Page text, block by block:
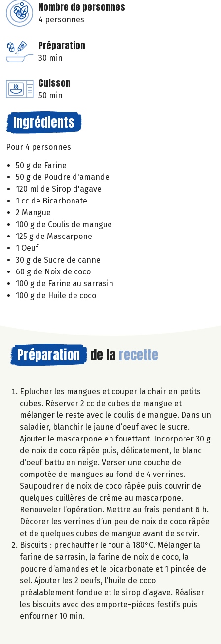
Nombre de personnes
4 personnes
Préparation
30 min
Cuisson
50 min
Ingrédients
Pour 4 personnes
50 g de Farine
50 g de Poudre d'amande
120 ml de Sirop d'agave
1 cc de Bicarbonate
2 Mangue
100 g de Coulis de mangue
125 g de Mascarpone
1 Oeuf
30 g de Sucre de canne
60 g de Noix de coco
100 g de Farine au sarrasin
100 g de Huile de coco
Préparation de la recette
Eplucher les mangues et couper la chair en petits
cubes. Réserver 2 cc de cubes de mangue et
mélanger le reste avec le coulis de mangue. Dans un
saladier, blanchir le jaune d’oeuf avec le sucre.
Ajouter le mascarpone en fouettant. Incorporer 30 g
de noix de coco râpée puis, délicatement, le blanc
d’oeuf battu en neige. Verser une couche de
compotée de mangues au fond de 4 verrines.
Saupoudrer de noix de coco râpée puis couvrir de
quelques cuillères de crème au mascarpone.
Renouveler l’opération. Mettre au frais pendant 6 h.
Décorer les verrines d’un peu de noix de coco râpée
et de quelques cubes de mangue avant de servir.
Biscuits : préchauffer le four à 180°C. Mélanger la
farine de sarrasin, la farine de noix de coco, la
poudre d’amandes et le bicarbonate et 1 pincée de
sel. Ajouter les 2 oeufs, l’huile de coco
préalablement fondue et le sirop d’agave. Réaliser
les biscuits avec des emporte-pièces festifs puis
enfourner 10 min.